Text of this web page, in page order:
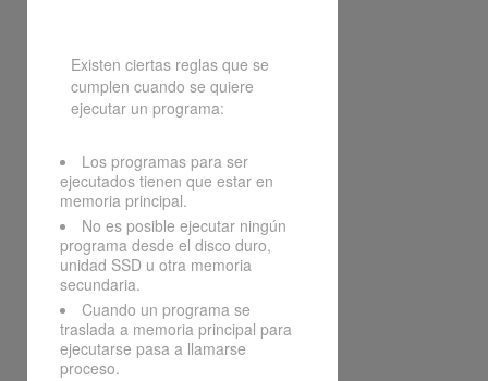
Existen ciertas reglas que se
cumplen cuando se quiere
ejecutar un programa:
Los programas para ser
ejecutados tienen que estar en
memoria principal.
No es posible ejecutar ningún
programa desde el disco duro,
unidad SSD u otra memoria
secundaria.
Cuando un programa se
traslada a memoria principal para
ejecutarse pasa a llamarse
proceso.